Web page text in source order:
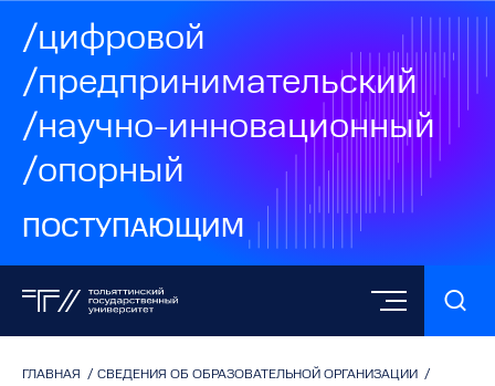
/цифровой
/предпринимательский
/научно-инновационный
/опорный
ПОСТУПАЮЩИМ
ГЛАВНАЯ / СВЕДЕНИЯ ОБ ОБРАЗОВАТЕЛЬНОЙ ОРГАНИЗАЦИИ /